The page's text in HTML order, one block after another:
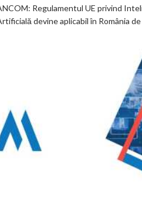
Regulamentul UE privind
devine aplicabil în România